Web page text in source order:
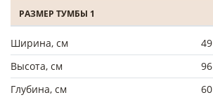
РАЗМЕР ТУМБЫ 1
Ширина, см
49
Высота, см
96
Глубина, см
60